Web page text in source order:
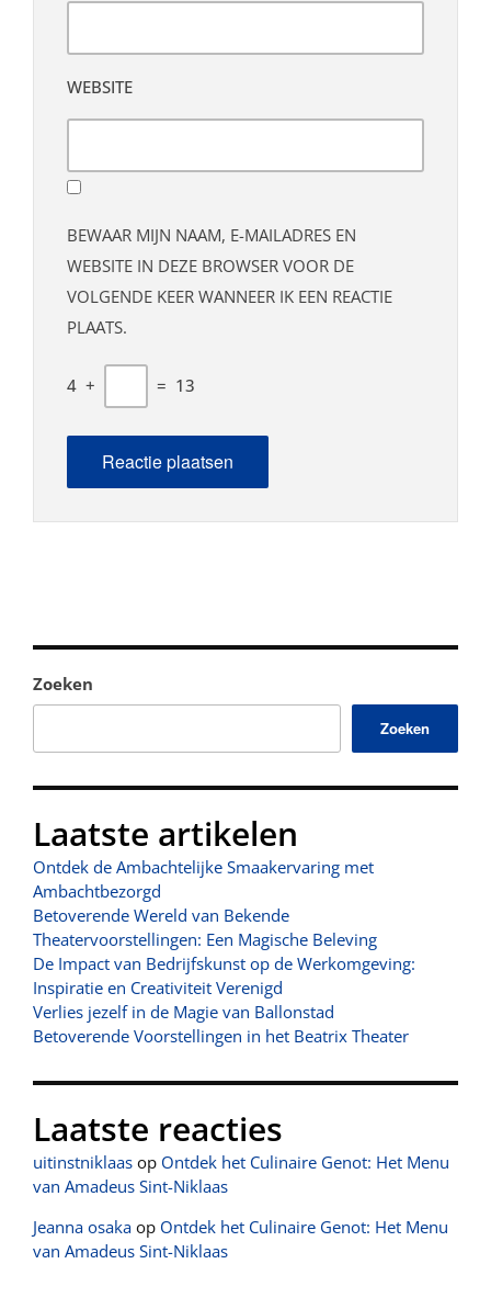
Zoeken
Zoeken
Laatste artikelen
Ontdek de Ambachtelijke Smaakervaring met
Ambachtbezorgd
Betoverende Wereld van Bekende
Theatervoorstellingen: Een Magische Beleving
De Impact van Bedrijfskunst op de Werkomgeving:
Inspiratie en Creativiteit Verenigd
Verlies jezelf in de Magie van Ballonstad
Betoverende Voorstellingen in het Beatrix Theater
Laatste reacties
uitinstniklaas op Ontdek het Culinaire Genot: Het Menu
van Amadeus Sint-Niklaas
Jeanna osaka op Ontdek het Culinaire Genot: Het Menu
van Amadeus Sint-Niklaas
WEBSITE
BEWAAR MIJN NAAM, E-MAILADRES EN
WEBSITE IN DEZE BROWSER VOOR DE
VOLGENDE KEER WANNEER IK EEN REACTIE
PLAATS.
4 + = 13